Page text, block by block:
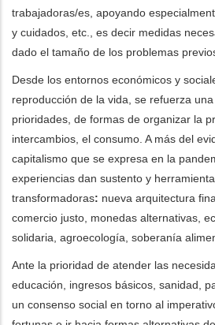
trabajadoras/es, apoyando
y cuidados, etc., es decir medidas
dado el tamaño de los problemas
Desde los entornos económicos y
reproducción de la vida, se refuerza
prioridades, de formas de organizar la
intercambios, el consumo. A más del
capitalismo que se expresa en la
experiencias dan sustento y
transformadoras: nueva arquitectura
comercio justo, monedas alternativas,
solidaria, agroecología, soberanía
Ante la prioridad de atender las
educación, ingresos básicos, sanidad,
un consenso social en torno al